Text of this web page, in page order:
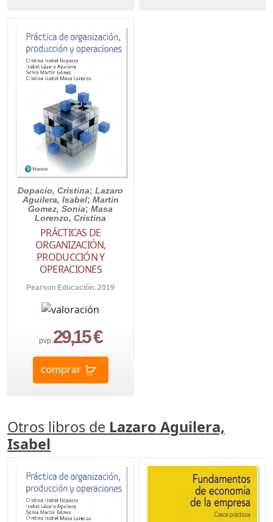
Dopacio, Cristina;Lazaro
Aguilera, Isabel; Martin
Gomez, Sonia;Masa
Lorenzo, Cristina
PRÁCTICAS DE
ORGANIZACIÓN,
PRODUCCIÓN Y
OPERACIONES
Pearson Educación. 2019
pvp.29,15 €
comprar
Otros libros de Lazaro Aguilera,
Isabel